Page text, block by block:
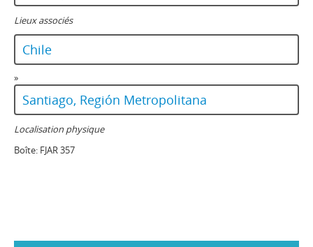
Lieux associés
Chile
»
Santiago, Región Metropolitana
Localisation physique
Boîte: FJAR 357